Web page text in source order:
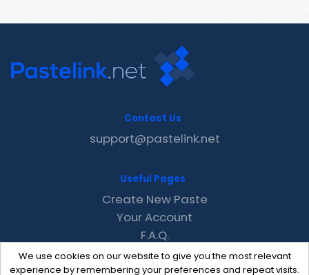
We use cookies on our website to give you the most relevant
experience by remembering your preferences and repeat visits.
Contact Us
support@pastelink.net
Useful Pages
Create New Paste
Your Account
F.A.Q.
Recent
Contact